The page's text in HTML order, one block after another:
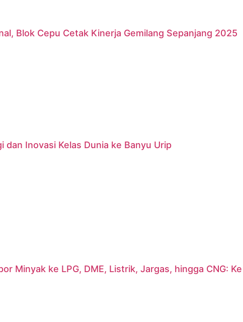
Blok Cepu Cetak Kinerja Gemilang Sepanjang 2025
dan Inovasi Kelas Dunia ke Banyu Urip
Minyak ke LPG, DME, Listrik, Jargas, hingga CNG: